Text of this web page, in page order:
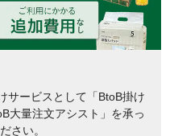
サービスとして「BtoB掛け
大量注文アシスト」を承っ
さい。